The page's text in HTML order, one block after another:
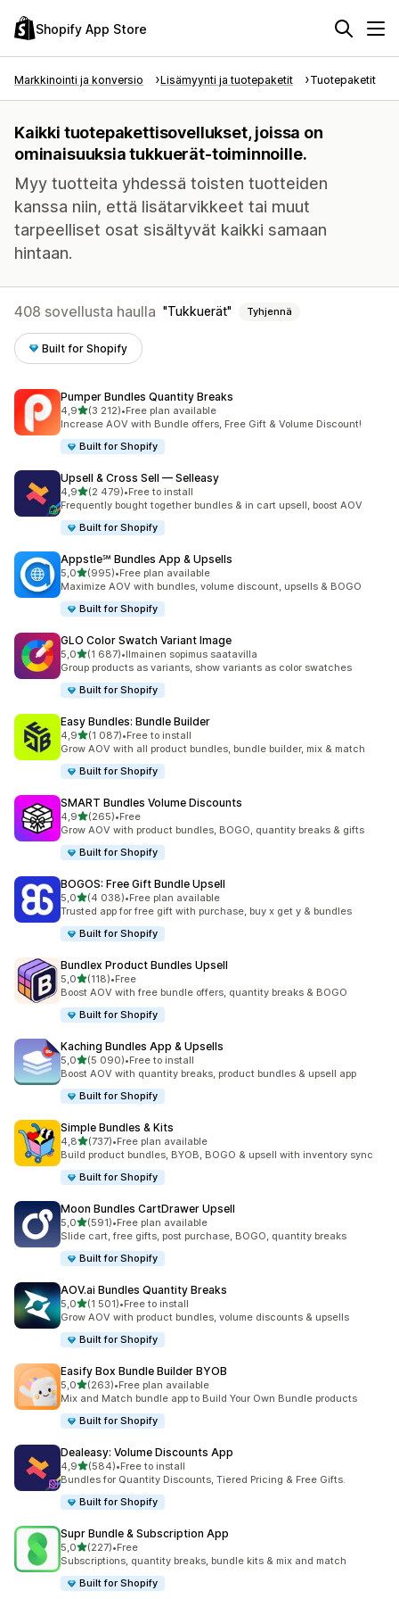
Shopify App Store
Markkinointi ja konversio Lisämyynti ja tuotepaketit Tuotepaketit
Kaikki tuotepakettisovellukset, joissa on
ominaisuuksia tukkuerät-toiminnoille.
Myy tuotteita yhdessä toisten tuotteiden
kanssa niin, että lisätarvikkeet tai muut
tarpeelliset osat sisältyvät kaikki samaan
hintaan.
408 sovellusta haulla Tukkuerät Tyhjennä
Built for Shopify
Pumper Bundles Quantity Breaks
4,9/ 5 tähteä
(3 212)
3212 arvostelua yhteensä
•Free plan available
Increase AOV with Bundle offers, Free Gift & Volume Discount!
Built for Shopify
Upsell & Cross Sell — Selleasy
4,9/ 5 tähteä
(2 479)
2479 arvostelua yhteensä
•Free to install
Frequently bought together bundles & in cart upsell, boost AOV
Built for Shopify
Appstle℠ Bundles App & Upsells
5,0/ 5 tähteä
(995)
995 arvostelua yhteensä
•Free plan available
Maximize AOV with bundles, volume discount, upsells & BOGO
Built for Shopify
GLO Color Swatch Variant Image
5,0/ 5 tähteä
(1 687)
1687 arvostelua yhteensä
•Ilmainen sopimus saatavilla
Group products as variants, show variants as color swatches
Built for Shopify
Easy Bundles: Bundle Builder
4,9/ 5 tähteä
(1 087)
1087 arvostelua yhteensä
•Free to install
Grow AOV with all product bundles, bundle builder, mix & match
Built for Shopify
SMART Bundles Volume Discounts
4,9/ 5 tähteä
(265)
265 arvostelua yhteensä
•Free
Grow AOV with product bundles, BOGO, quantity breaks & gifts
Built for Shopify
BOGOS: Free Gift Bundle Upsell
5,0/ 5 tähteä
(4 038)
4038 arvostelua yhteensä
•Free plan available
Trusted app for free gift with purchase, buy x get y & bundles
Built for Shopify
Bundlex Product Bundles Upsell
5,0/ 5 tähteä
(118)
118 arvostelua yhteensä
•Free
Boost AOV with free bundle offers, quantity breaks & BOGO
Built for Shopify
Kaching Bundles App & Upsells
5,0/ 5 tähteä
(5 090)
5090 arvostelua yhteensä
•Free to install
Boost AOV with quantity breaks, product bundles & upsell app
Built for Shopify
Simple Bundles & Kits
4,8/ 5 tähteä
(737)
737 arvostelua yhteensä
•Free plan available
Build product bundles, BYOB, BOGO & upsell with inventory sync
Built for Shopify
Moon Bundles CartDrawer Upsell
5,0/ 5 tähteä
(591)
591 arvostelua yhteensä
•Free plan available
Slide cart, free gifts, post purchase, BOGO, quantity breaks
Built for Shopify
AOV.ai Bundles Quantity Breaks
5,0/ 5 tähteä
(1 501)
1501 arvostelua yhteensä
•Free to install
Grow AOV with product bundles, volume discounts & upsells
Built for Shopify
Easify Box Bundle Builder BYOB
5,0/ 5 tähteä
(263)
263 arvostelua yhteensä
•Free plan available
Mix and Match bundle app to Build Your Own Bundle products
Built for Shopify
Dealeasy: Volume Discounts App
4,9/ 5 tähteä
(584)
584 arvostelua yhteensä
•Free to install
Bundles for Quantity Discounts, Tiered Pricing & Free Gifts.
Built for Shopify
Supr Bundle & Subscription App
5,0/ 5 tähteä
(227)
227 arvostelua yhteensä
•Free
Subscriptions, quantity breaks, bundle kits & mix and match
Built for Shopify